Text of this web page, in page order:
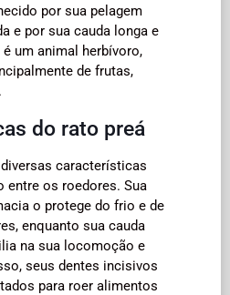
por sua pelagem
e por sua cauda longa e
é um animal herbívoro,
de frutas,
do rato preá
características
entre os roedores. Sua
o protege do frio e de
enquanto sua cauda
na sua locomoção e
seus dentes incisivos
para roer alimentos